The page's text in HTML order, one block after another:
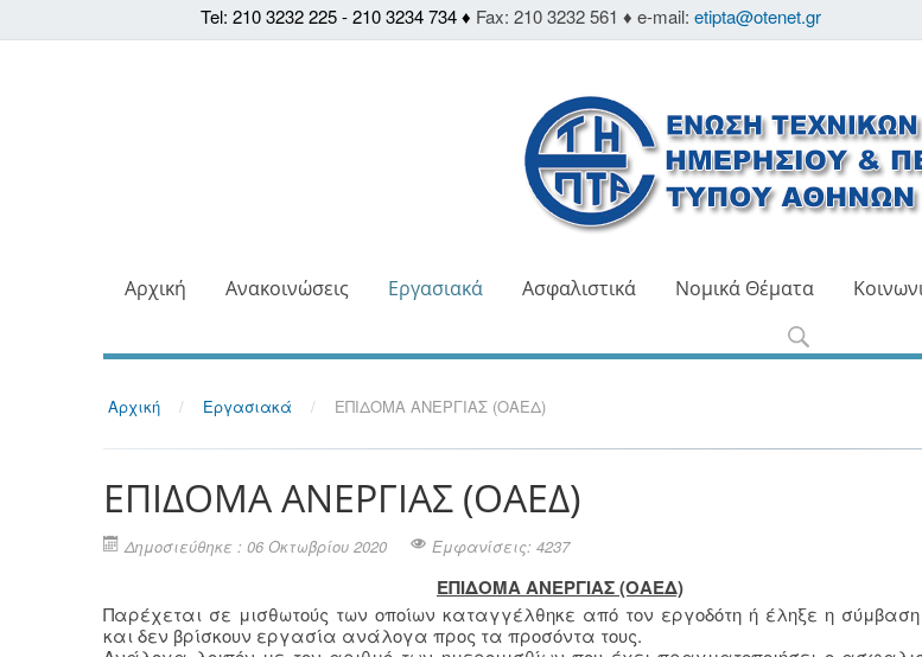
Tel: 210 3232 225 - 210 3234 734 ♦ Fax: 210 3232 561 ♦ e-mail: etipta@otenet.gr
Αρχική Ανακοινώσεις Εργασιακά Ασφαλιστικά Νομικά Θέματα
Αρχική / Εργασιακά / ΕΠΙΔΟΜΑ ΑΝΕΡΓΙΑΣ (ΟΑΕΔ)
ΕΠΙΔΟΜΑ ΑΝΕΡΓΙΑΣ (ΟΑΕΔ)
Δημοσιεύθηκε : 06 Οκτωβρίου 2020 Εμφανίσεις: 4237
ΕΠΙΔΟΜΑ ΑΝΕΡΓΙΑΣ (ΟΑΕΔ)
Παρέχεται σε μισθωτούς των οποίων καταγγέλθηκε από τον εργοδότη ή έληξε η
και δεν βρίσκουν εργασία ανάλογα προς τα προσόντα τους.